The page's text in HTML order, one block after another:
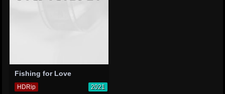
Fishing for Love
HDRip 2021